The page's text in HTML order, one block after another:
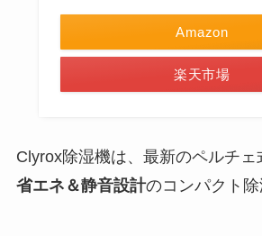
Amazon
楽天市場
Clyrox除湿機は、最新のペルチェ
省エネ＆静音設計のコンパクト除